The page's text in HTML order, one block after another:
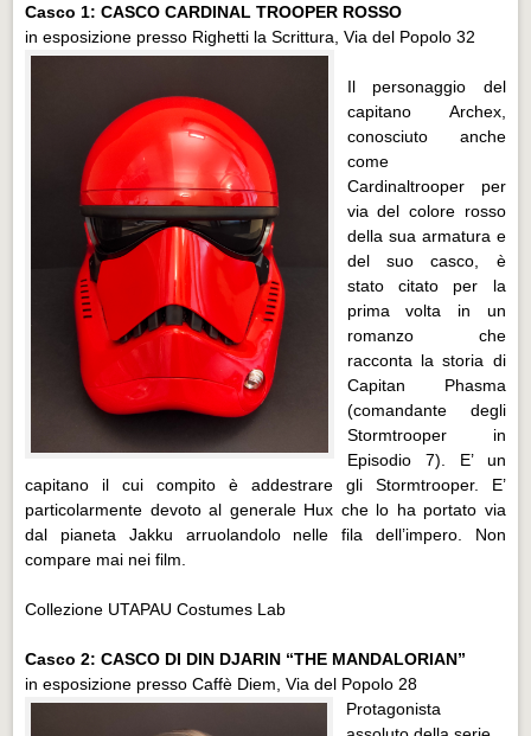
Casco 1: CASCO CARDINAL TROOPER ROSSO
in esposizione presso Righetti la Scrittura, Via del Popolo 32
Il personaggio del
capitano Archex,
conosciuto anche
come
Cardinaltrooper per
via del colore rosso
della sua armatura e
del suo casco, è
stato citato per la
prima volta in un
romanzo che
racconta la storia di
Capitan Phasma
(comandante degli
Stormtrooper in
Episodio 7). E’ un
capitano il cui compito è addestrare gli Stormtrooper. E’
particolarmente devoto al generale Hux che lo ha portato via
dal pianeta Jakku arruolandolo nelle fila dell’impero. Non
compare mai nei film.
Collezione UTAPAU Costumes Lab
Casco 2: CASCO DI DIN DJARIN “THE MANDALORIAN”
in esposizione presso Caffè Diem, Via del Popolo 28
Protagonista